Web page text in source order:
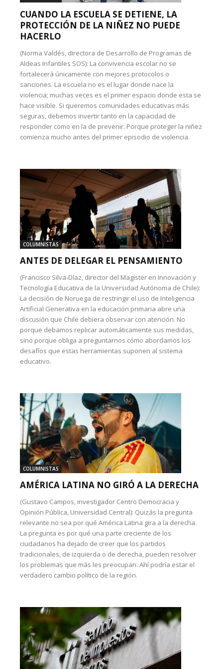
CUANDO LA ESCUELA SE DETIENE, LA
PROTECCIÓN DE LA NIÑEZ NO PUEDE
HACERLO
(Norma Valdés, directora de Desarrollo de Programas de
Aldeas Infantiles SOS): La convivencia escolar no se
fortalecerá únicamente con mejores protocolos o
sanciones. La escuela no es el lugar donde nace la
violencia; muchas veces es el primer espacio donde esta se
hace visible. Si queremos comunidades educativas más
seguras, debemos invertir tanto en la capacidad de
responder como en la de prevenir. Porque proteger la niñez
comienza mucho antes del primer episodio de violencia.
COLUMNISTAS
ANTES DE DELEGAR EL PENSAMIENTO
(Francisco Silva-Díaz, director del Magíster en Innovación y
Tecnología Educativa de la Universidad Autónoma de Chile):
La decisión de Noruega de restringir el uso de Inteligencia
Artificial Generativa en la educación primaria abre una
discusión que Chile debiera observar con atención. No
porque debamos replicar automáticamente sus medidas,
sino porque obliga a preguntarnos cómo abordamos los
desafíos que estas herramientas suponen al sistema
educativo.
COLUMNISTAS
AMÉRICA LATINA NO GIRÓ A LA DERECHA
(Gustavo Campos, investigador Centro Democracia y
Opinión Pública, Universidad Central): Quizás la pregunta
relevante no sea por qué América Latina gira a la derecha.
La pregunta es por qué una parte creciente de los
ciudadanos ha dejado de creer que los partidos
tradicionales, de izquierda o de derecha, pueden resolver
los problemas que más les preocupan. Ahí podría estar el
verdadero cambio político de la región.